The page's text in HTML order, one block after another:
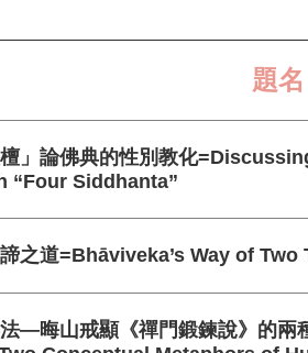
題名
」論佛典的性別教化
“Four Siddhanta”
之道=Bhāviveka’s Way of Two
—晦山戒顯《禪門鍛鍊說》的